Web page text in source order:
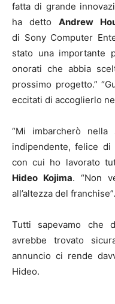
fatta di grande
ha detto Andrew
di Sony Computer
stato una importante
onorati che abbia
prossimo progetto.”
eccitati di accoglierlo
“Mi imbarcherò
indipendente, felice di
con cui ho lavorato
Hideo Kojima. “Non
all’altezza del franchise”.
Tutti sapevamo che
avrebbe trovato
annuncio ci rende
Hideo.